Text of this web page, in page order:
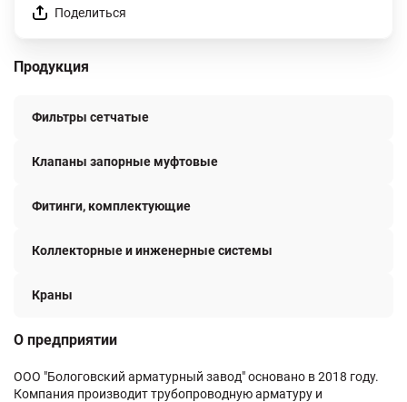
Продукция
Фильтры сетчатые
Клапаны запорные муфтовые
Фитинги, комплектующие
Коллекторные и инженерные системы
Краны
О предприятии
ООО "Бологовский арматурный завод" основано в 2018 году.
Компания производит трубопроводную арматуру и
Поделиться